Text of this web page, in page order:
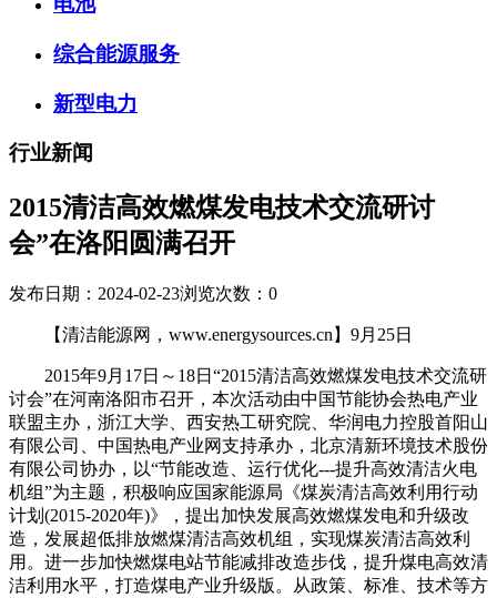
综合能源服务
新型电力
行业新闻
2015清洁高效燃煤发电技术交流研讨
会”在洛阳圆满召开
发布日期：2024-02-23浏览次数： 0
【清洁能源网，www.energysources.cn】9月25日
2015年9月17日～18日“2015清洁高效燃煤发电技术交流研
讨会”在河南洛阳市召开，本次活动由中国节能协会热电产业
联盟主办，浙江大学、西安热工研究院、华润电力控股首阳山
有限公司、中国热电产业网支持承办，北京清新环境技术股份
有限公司协办，以“节能改造、运行优化---提升高效清洁火电
机组”为主题，积极响应国家能源局《煤炭清洁高效利用行动
计划(2015-2020年)》，提出加快发展高效燃煤发电和升级改
造，发展超低排放燃煤清洁高效机组，实现煤炭清洁高效利
用。进一步加快燃煤电站节能减排改造步伐，提升煤电高效清
洁利用水平，打造煤电产业升级版。从政策、标准、技术等方